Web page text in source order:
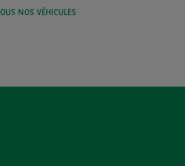
NOS VÉHICULES